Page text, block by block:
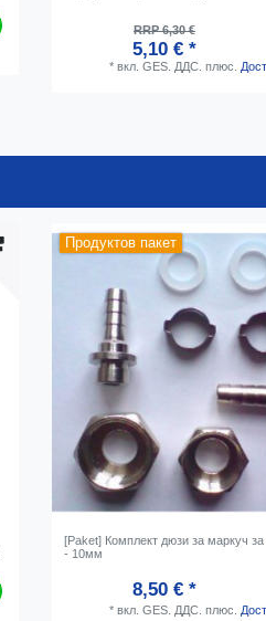
RRP 6,30 €
5,10 € *
* вкл. GES. ДДС. плюс.
Продуктов пакет
[Paket] Комплект дюзи за маркуч
- 10мм
8,50 € *
* вкл. GES. ДДС. плюс.